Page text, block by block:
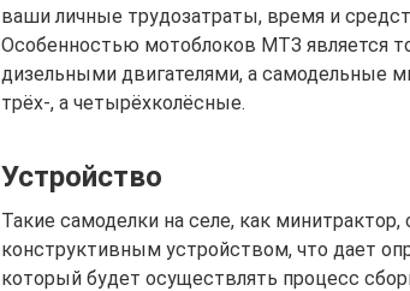
ваши личные трудозатраты, время и
Особенностью мотоблоков МТЗ является
дизельными двигателями, а самодельные
трёх-, а четырёхколёсные.
Устройство
Такие самоделки на селе, как
конструктивным устройством, что дает
который будет осуществлять процесс